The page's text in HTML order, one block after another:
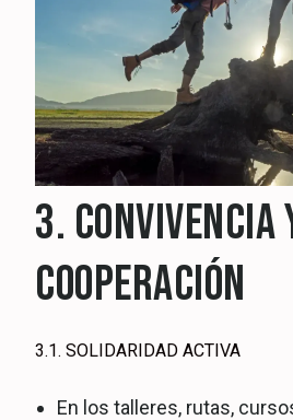
3. CONVIVENCIA
COOPERACIÓN
3.1. SOLIDARIDAD ACTIVA
En los talleres, rutas,